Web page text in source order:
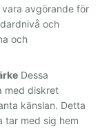
avgörande för
och
och
Dessa
med diskret
känslan. Detta
tar med sig hem